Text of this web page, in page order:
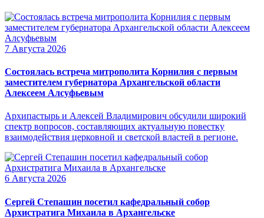
7 Августа 2026
Состоялась встреча митрополита Корнилия с первым
заместителем губернатора Архангельской области
Алексеем Алсуфьевым
Архипастырь и Алексей Владимирович обсудили широкий
спектр вопросов, составляющих актуальную повестку
взаимодействия церковной и светской властей в регионе.
6 Августа 2026
Сергей Степашин посетил кафедральный собор
Архистратига Михаила в Архангельске